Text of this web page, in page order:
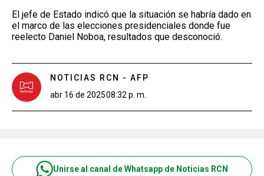
El jefe de Estado indicó que la situación se habría dado en
el marco de las elecciones presidenciales donde fue
reelecto Daniel Noboa, resultados que desconoció.
NOTICIAS RCN - AFP
abr 16 de 202508:32 p. m.
Unirse al canal de Whatsapp de Noticias RCN